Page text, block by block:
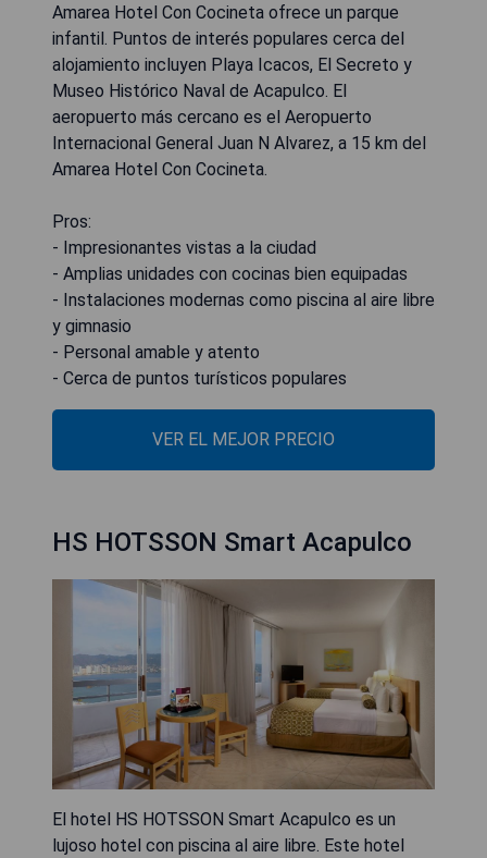
Amarea Hotel Con Cocineta ofrece un parque
infantil. Puntos de interés populares cerca del
alojamiento incluyen Playa Icacos, El Secreto y
Museo Histórico Naval de Acapulco. El
aeropuerto más cercano es el Aeropuerto
Internacional General Juan N Alvarez, a 15 km del
Amarea Hotel Con Cocineta.
Pros:
- Impresionantes vistas a la ciudad
- Amplias unidades con cocinas bien equipadas
- Instalaciones modernas como piscina al aire libre
y gimnasio
- Personal amable y atento
- Cerca de puntos turísticos populares
VER EL MEJOR PRECIO
HS HOTSSON Smart Acapulco
El hotel HS HOTSSON Smart Acapulco es un
lujoso hotel con piscina al aire libre. Este hotel